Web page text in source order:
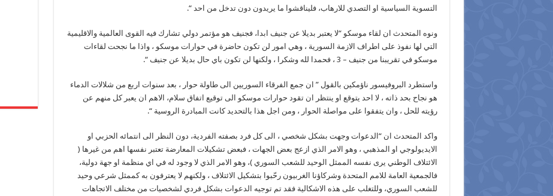
التسوية السياسية او التصدي للارهاب، فليناقشوا ما يريدون دون تدخل من احد “.
ونوه المتحدث ان لقاء موسكو “لا يعتبر بديلا عن جنيف ابدا، فجنيف هو مؤتمر دولي تشارك فيه القوى العالمية والاقليمية
التي لها نفوذ على اطراف الازمة السورية ، وهي امور لن تكون حاضرة في حوارات موسكو ، واذا ما نجحت لقاءات
موسكو في تقريبنا من جنيف – 3 ، فحمدا لله وشكرا ، ولكنها لن تكون باي حال بديلا عن جنيف “.
واستطرد البروفيسور ناؤمكين بالقول ” ان جمع الفرقاء السوريين الى طاولة حوار ، بعد سنوات اربع من شلالات الدماء
هو نجاح بحد ذاته ، لا احد يتوقع او ينتظر ان تقود حوارات موسكو الى توقيع اتفاق سلام، الاهم ان يعبر كل منهم عن
رؤيته للحل ، وان يتفقوا على مواصلة الحوار ، ومن اجل هذا بالتحديد كانت المبادرة الروسية “.
واكد المتحدث ان “الدعوات وجهت بشكل شخصي ، الى كل فرد بصفته الفردية، دون النظر الى انتمائه الحزبي او
الايديولوجي او المذهبي ، وهو الامر الذي ازعج بعض الجهات ، فبعض تشكيلات المعارضة تعتبر نفسها اهم من غيرها (
الائتلاف الوطني يرى نفسه الممثل الوحيد للشعب السوري )، وهو الامر الذي لا وجود له في اي منظمة او جهة دولية،
فالجمعية العامة للامم المتحدة وشركاؤنا الغربيون رحّبوا بتشكيل الائتلاف ، ولكنهم لا يعترفون به كممثل شرعي وحيد
للشعب السوري، وللتغلب على هذه الاشكالية فقد تم توجيه الدعوات بشكل فردي لشخصيات من مختلف الاتجاهات